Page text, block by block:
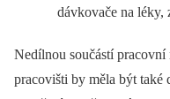
dávkovače na léky,
Nedílnou součástí pracovní
pracovišti by měla být také